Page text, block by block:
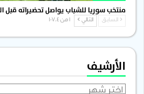
منتخب سوريا للشباب يواصل تحضيراته قبل
السابق التالي
الأرشيف
الأرشيف